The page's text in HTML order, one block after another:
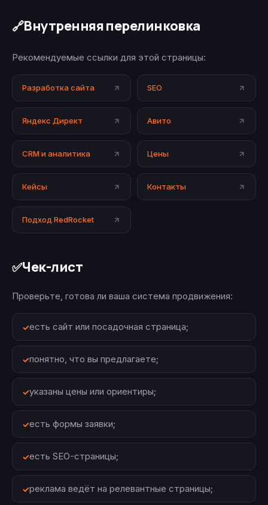
🔗Внутренняя перелинковка
Рекомендуемые ссылки для этой страницы:
Разработка сайта SEO
Яндекс Директ Авито
CRM и аналитика Цены
Кейсы Контакты
Подход RedRocket
✅Чек-лист
Проверьте, готова ли ваша система продвижения:
есть сайт или посадочная страница;
понятно, что вы предлагаете;
указаны цены или ориентиры;
есть формы заявки;
есть SEO-страницы;
реклама ведёт на релевантные страницы;